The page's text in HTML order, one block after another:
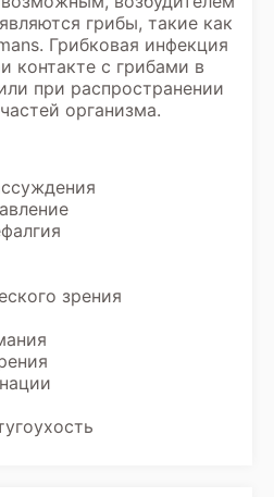
грибы, такие как
Грибковая инфекция
контакте с грибами в
при распространении
организма.
зрения